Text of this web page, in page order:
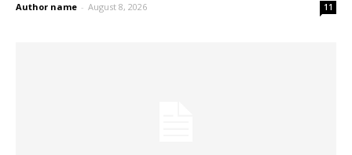
Author name - August 8, 2026 11